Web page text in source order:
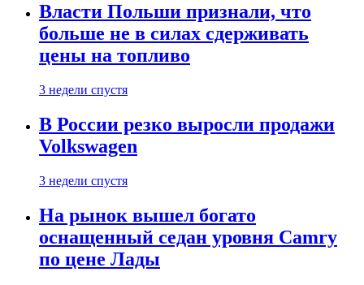
Власти Польши признали, что
больше не в силах сдерживать
цены на топливо
3 недели спустя
В России резко выросли продажи
Volkswagen
3 недели спустя
На рынок вышел богато
оснащенный седан уровня Camry
по цене Лады